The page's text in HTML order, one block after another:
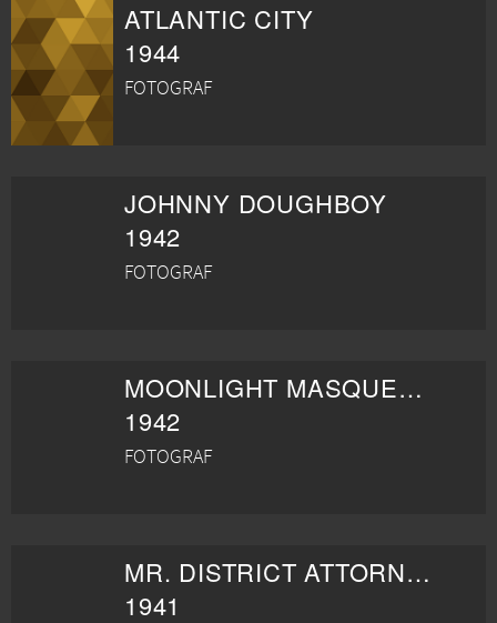
ATLANTIC CITY
1944
FOTOGRAF
JOHNNY DOUGHBOY
1942
FOTOGRAF
MOONLIGHT MASQUERADE
1942
FOTOGRAF
MR. DISTRICT ATTORNEY IN THE CARTER CASE
1941